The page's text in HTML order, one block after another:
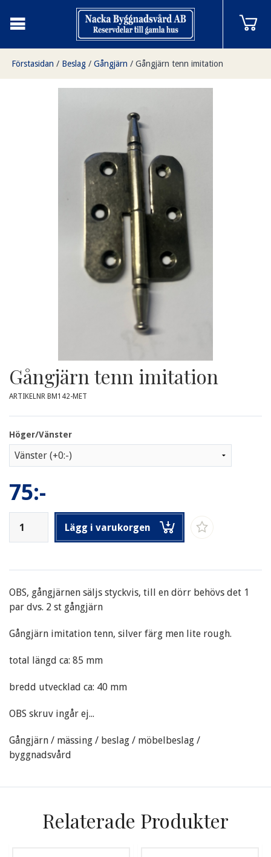
Förstasidan / Beslag / Gångjärn / Gångjärn tenn imitation
Gångjärn tenn imitation
ARTIKELNR BM142-MET
Höger/Vänster
75:-
Lägg i varukorgen
OBS, gångjärnen säljs styckvis, till en dörr behövs det 1
par dvs. 2 st gångjärn
Gångjärn imitation tenn, silver färg men lite rough.
total längd ca: 85 mm
bredd utvecklad ca: 40 mm
OBS skruv ingår ej...
Gångjärn / mässing / beslag / möbelbeslag /
byggnadsvård
Relaterade Produkter